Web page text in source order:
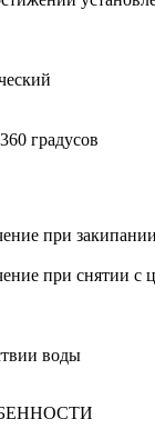
градусов
при закипании
при снятии с
воды